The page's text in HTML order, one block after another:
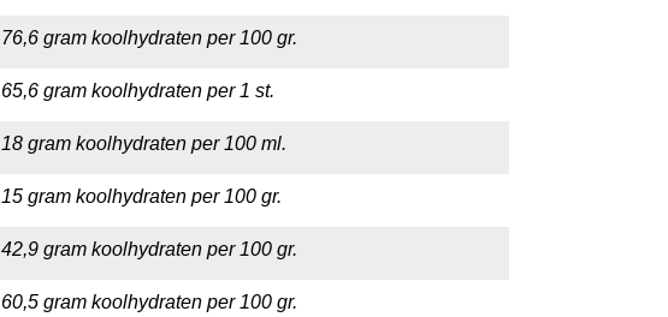
76,6 gram koolhydraten per 100 gr.
65,6 gram koolhydraten per 1 st.
18 gram koolhydraten per 100 ml.
15 gram koolhydraten per 100 gr.
42,9 gram koolhydraten per 100 gr.
60,5 gram koolhydraten per 100 gr.